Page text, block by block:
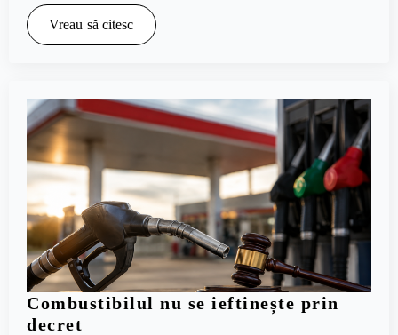
Vreau să citesc
Combustibilul nu se ieftinește prin
decret